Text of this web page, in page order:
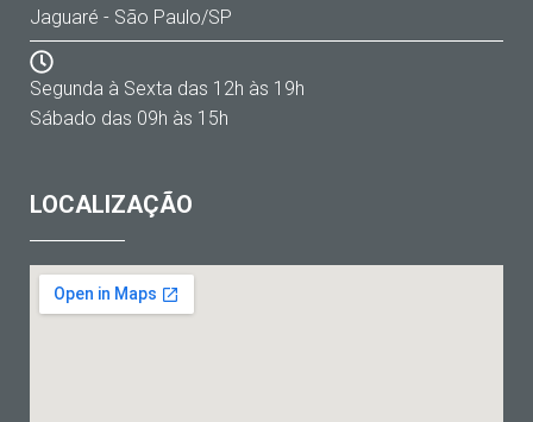
Jaguaré - São Paulo/SP
Segunda à Sexta das 12h às 19h
Sábado das 09h às 15h
LOCALIZAÇÃO